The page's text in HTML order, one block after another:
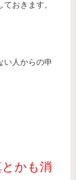
おきます。
い人からの申
とかも消